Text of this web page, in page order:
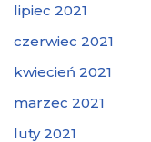
lipiec 2021
czerwiec 2021
kwiecień 2021
marzec 2021
luty 2021